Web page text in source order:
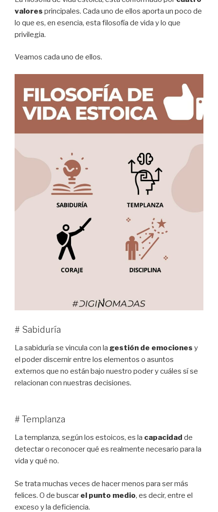
valores principales. Cada uno de ellos aporta un poco de
lo que es, en esencia, esta filosofía de vida y lo que
privilegia.
Veamos cada uno de ellos.
# Sabiduría
La sabiduría se vincula con la gestión de emociones y
el poder discernir entre los elementos o asuntos
externos que no están bajo nuestro poder y cuáles sí se
relacionan con nuestras decisiones.
# Templanza
La templanza, según los estoicos, es la capacidad de
detectar o reconocer qué es realmente necesario para la
vida y qué no.
Se trata muchas veces de hacer menos para ser más
felices. O de buscar el punto medio, es decir, entre el
exceso y la deficiencia.